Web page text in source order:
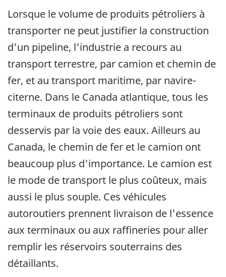
Lorsque le volume de produits pétroliers à
transporter ne peut justifier la construction
d'un pipeline, l'industrie a recours au
transport terrestre, par camion et chemin de
fer, et au transport maritime, par navire-
citerne. Dans le Canada atlantique, tous les
terminaux de produits pétroliers sont
desservis par la voie des eaux. Ailleurs au
Canada, le chemin de fer et le camion ont
beaucoup plus d'importance. Le camion est
le mode de transport le plus coûteux, mais
aussi le plus souple. Ces véhicules
autoroutiers prennent livraison de l'essence
aux terminaux ou aux raffineries pour aller
remplir les réservoirs souterrains des
détaillants.